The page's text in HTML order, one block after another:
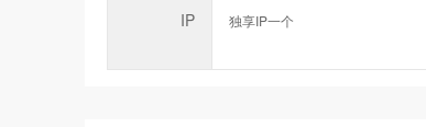
IP 独享IP一个